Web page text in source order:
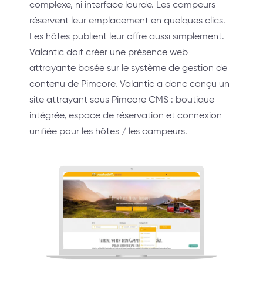
complexe, ni interface lourde. Les campeurs
réservent leur emplacement en quelques clics.
Les hôtes publient leur offre aussi simplement.
Valantic doit créer une présence web
attrayante basée sur le système de gestion de
contenu de Pimcore. Valantic a donc conçu un
site attrayant sous Pimcore CMS : boutique
intégrée, espace de réservation et connexion
unifiée pour les hôtes / les campeurs.